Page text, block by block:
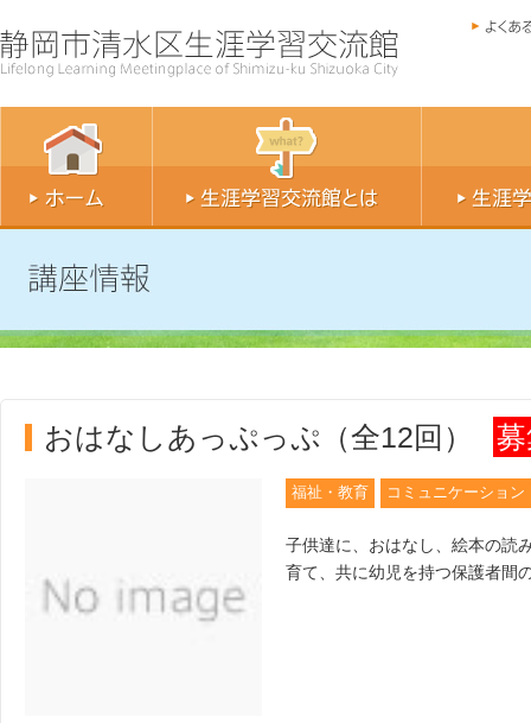
おはなしあっぷっぷ（全12回）
福祉・教育 コミュニケーション
子供達に、おはなし、絵本の読
育て、共に幼児を持つ保護者間